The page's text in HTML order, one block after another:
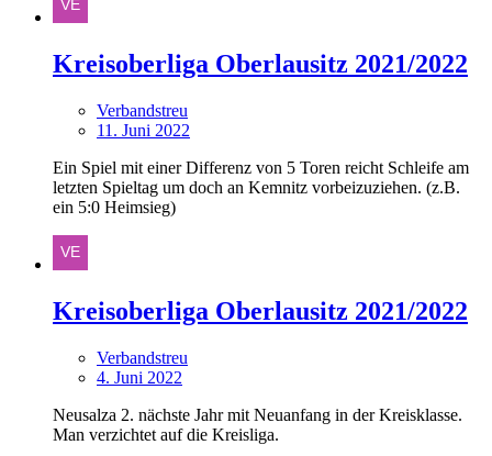
Kreisoberliga Oberlausitz 2021/2022
Verbandstreu
11. Juni 2022
Ein Spiel mit einer Differenz von 5 Toren reicht Schleife am
letzten Spieltag um doch an Kemnitz vorbeizuziehen. (z.B.
ein 5:0 Heimsieg)
Kreisoberliga Oberlausitz 2021/2022
Verbandstreu
4. Juni 2022
Neusalza 2. nächste Jahr mit Neuanfang in der Kreisklasse.
Man verzichtet auf die Kreisliga.